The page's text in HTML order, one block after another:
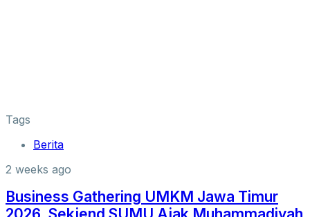
Tags
Berita
2 weeks ago
Business Gathering UMKM Jawa Timur